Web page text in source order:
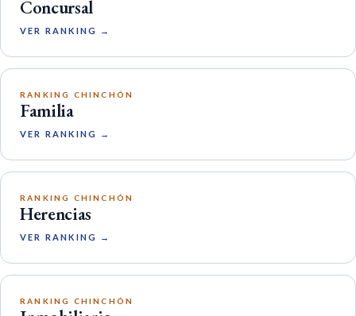
Concursal
VER RANKING →
RANKING CHINCHÓN
Familia
VER RANKING →
RANKING CHINCHÓN
Herencias
VER RANKING →
RANKING CHINCHÓN